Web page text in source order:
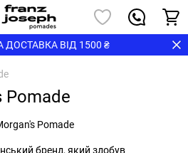
ВІД 1500 ₴
Pomade
бренд, який здобув